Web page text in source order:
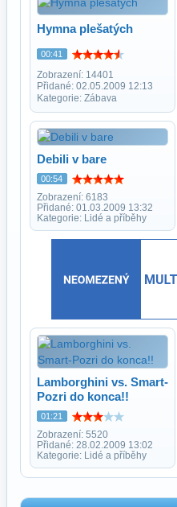
Hymna plešatých
00:41
Zobrazení: 14401
Přidané: 02.05.2009 12:13
Kategorie: Zábava
Debili v bare
00:54
Zobrazení: 6183
Přidané: 01.03.2009 13:32
Kategorie: Lidé a příběhy
Lamborghini vs. Smart-
Pozri do konca!!
01:21
Zobrazení: 5520
Přidané: 28.02.2009 13:02
Kategorie: Lidé a příběhy